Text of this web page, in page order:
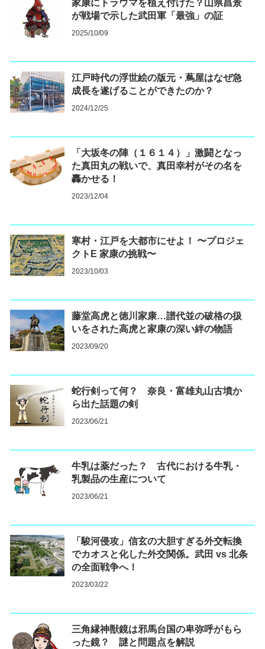
家康にトラウマを植え付けた？山県昌景
が戦場で示した武田軍「最強」の証
2025/10/09
江戸時代の浮世絵の版元・蔦屋はなぜ急
成長を遂げることができたのか？
2024/12/25
「大坂冬の陣（１６１４）」激闘となっ
た真田丸の戦いで、真田幸村がその名を
轟かせる！
2023/12/04
寒村・江戸を大都市にせよ！ 〜プロジェ
クトE 家康の挑戦〜
2023/10/03
藤堂高虎と徳川家康…譜代並の破格の扱
いをされた高虎と家康の深い絆の物語
2023/09/20
蛇行剣って何？ 奈良・富雄丸山古墳か
ら出た話題の剣
2023/06/21
牛乳は薬だった？ 古代における牛乳・
乳製品の生産について
2023/06/21
「駿河侵攻」信玄の大胆すぎる外交転換
でカオスと化した外交関係。武田 vs 北条
の全面戦争へ！
2023/03/22
三角縁神獣鏡は邪馬台国の卑弥呼がもら
った鏡？ 謎と問題点を解説